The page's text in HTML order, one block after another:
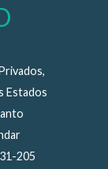
Estados
205